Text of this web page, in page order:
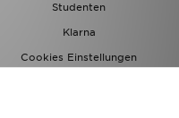
Studenten
Klarna
Cookies Einstellungen